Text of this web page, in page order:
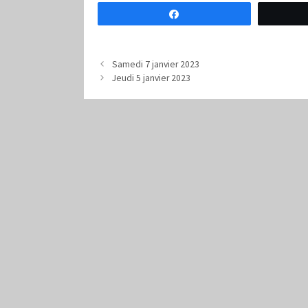
Samedi 7 janvier 2023
Jeudi 5 janvier 2023